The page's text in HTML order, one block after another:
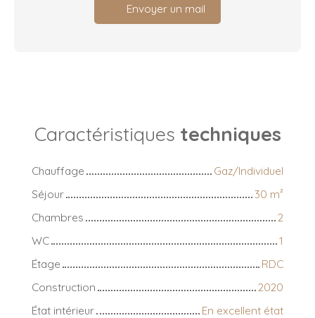
Envoyer un mail
Caractéristiques techniques
Chauffage
Gaz/Individuel
Séjour
30 m²
Chambres
2
WC
1
Étage
RDC
Construction
2020
État intérieur
En excellent état